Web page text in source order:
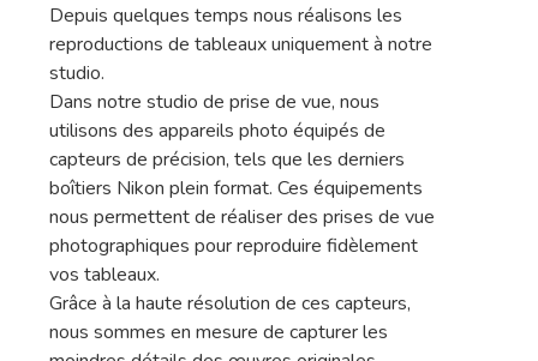
Depuis quelques temps nous réalisons les
reproductions de tableaux uniquement à notre
studio.
Dans notre studio de prise de vue, nous
utilisons des appareils photo équipés de
capteurs de précision, tels que les derniers
boîtiers Nikon plein format. Ces équipements
nous permettent de réaliser des prises de vue
photographiques pour reproduire fidèlement
vos tableaux.
Grâce à la haute résolution de ces capteurs,
nous sommes en mesure de capturer les
Sélection De
Papiers Labellisés
Papier Exceptionnel
Papier HDEF –
Encadrements Et
Finitions
Reproduction
Traitement De
Contact